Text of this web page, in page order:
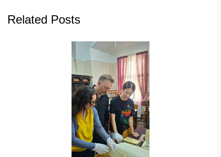
Related Posts